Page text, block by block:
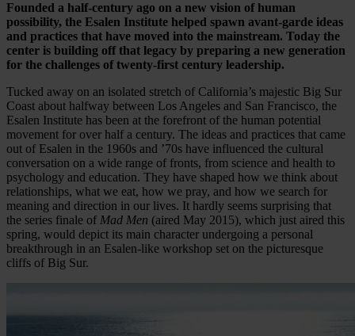
Founded a half-century ago on a new vision of human
possibility, the Esalen Institute helped spawn avant-garde ideas
and practices that have moved into the mainstream. Today the
center is building off that legacy by preparing a new generation
for the challenges of twenty-first century leadership.
Tucked away on an isolated stretch of California’s majestic Big Sur
Coast about halfway between Los Angeles and San Francisco, the
Esalen Institute has been at the forefront of the human potential
movement for over half a century. The ideas and practices that came
out of Esalen in the 1960s and ’70s have influenced the cultural
conversation on a wide range of fronts, from science and health to
psychology and education. They have shaped how we think about
relationships, what we eat, how we pray, and how we search for
meaning and direction in our lives. It hardly seems surprising that
the series finale of Mad Men (aired May 2015), which just aired this
spring, would depict its main character undergoing a personal
breakthrough in an Esalen-like workshop set on the picturesque
cliffs of Big Sur.